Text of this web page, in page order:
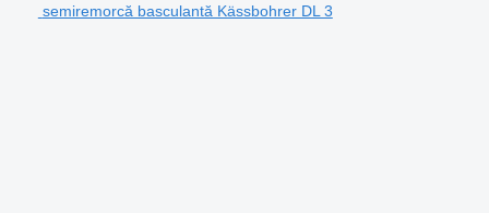
semiremorcă basculantă Kässbohrer DL 3